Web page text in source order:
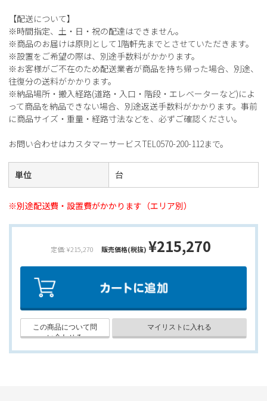
【配送について】
※時間指定、土・日・祝の配達はできません。
※商品のお届けは原則として1階軒先までとさせていただきます。
※設置をご希望の際は、別途手数料がかかります。
※お客様がご不在のため配送業者が商品を持ち帰った場合、別途、
往復分の送料がかかります。
※納品場所・搬入経路(道路・入口・階段・エレベーターなど)によ
って商品を納品できない場合、別途返送手数料がかかります。事前
に商品サイズ・重量・経路寸法などを、必ずご確認ください。
お問い合わせはカスタマーサービスTEL0570-200-112まで。
単位 台
※別途配送費・設置費がかかります（エリア別）
定価: ¥215,270 販売価格(税抜) ¥215,270